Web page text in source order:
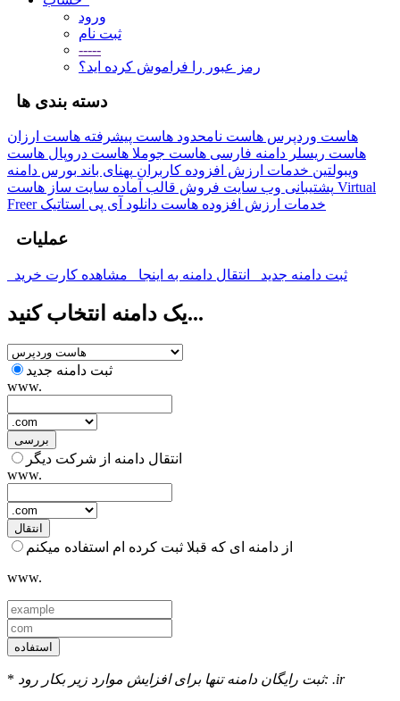
ورود
ثبت نام
-----
رمز عبور را فراموش کرده اید؟
دسته بندی ها
هاست وردپرس هاست نامحدود هاست پیشرفته هاست ارزان
هاست ریسلر دامنه فارسی هاست جوملا هاست دروپال هاست
ویبولتین خدمات ارزش افزوده کاربران پهنای باند بورس دامنه
پشتیبانی وب سایت فروش قالب آماده سایت ساز هاست Virtual
Freer
خدمات ارزش افزوده هاست دانلود آی پی استاتیک
عملیات
ثبت دامنه جدید انتقال دامنه به اینجا مشاهده کارت خرید
یک دامنه انتخاب کنید...
ثبت دامنه جدید
www.
بررسی
انتقال دامنه از شرکت دیگر
www.
انتقال
از دامنه ای که قبلا ثبت کرده ام استفاده میکنم
www.
استفاده
* ثبت رایگان دامنه تنها برای افزایش موارد زیر بکار رود: .ir